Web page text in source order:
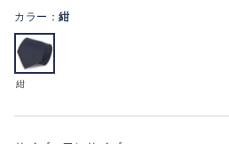
カラー： 紺
紺